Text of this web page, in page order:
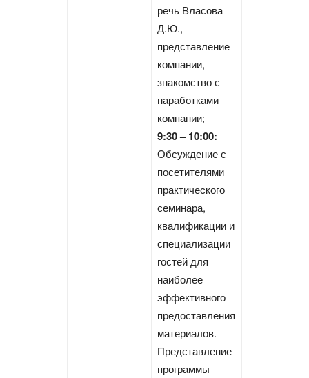
речь Власова
Д.Ю.,
представление
компании,
знакомство с
наработками
компании;
9:30 – 10:00:
Обсуждение с
посетителями
практического
семинара,
квалификации и
специализации
гостей для
наиболее
эффективного
предоставления
материалов.
Представление
программы